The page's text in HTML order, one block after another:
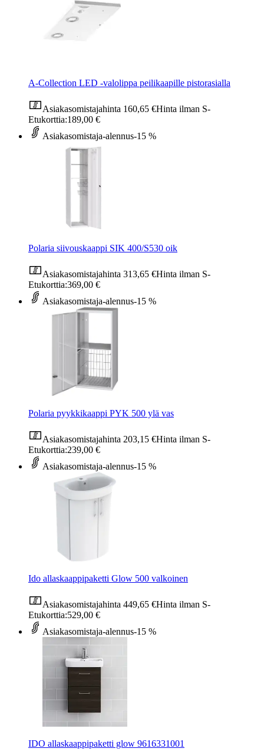
A-Collection LED -valolippa peilikaapille pistorasialla
Asiakasomistajahinta 160,65 €Hinta ilman S-
Etukorttia:189,00 €
Asiakasomistaja-alennus-15 %
Polaria siivouskaappi SIK 400/S530 oik
Asiakasomistajahinta 313,65 €Hinta ilman S-
Etukorttia:369,00 €
Asiakasomistaja-alennus-15 %
Polaria pyykkikaappi PYK 500 ylä vas
Asiakasomistajahinta 203,15 €Hinta ilman S-
Etukorttia:239,00 €
Asiakasomistaja-alennus-15 %
Ido allaskaappipaketti Glow 500 valkoinen
Asiakasomistajahinta 449,65 €Hinta ilman S-
Etukorttia:529,00 €
Asiakasomistaja-alennus-15 %
IDO allaskaappipaketti glow 9616331001